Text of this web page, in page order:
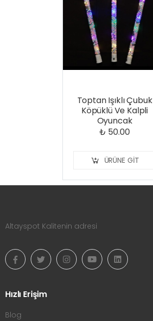
Toptan Işıklı Çubuk
Köpüklü Ve Kalpli
Oyuncak
₺ 50.00
ÜRÜNE GIT
Altayspot Kalitenin adresi
Hızlı Erişim
Blog